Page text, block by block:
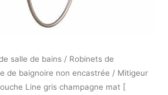
salle de bains / Robinets de
de baignoire non encastrée / Mitigeur
Line gris champagne mat [